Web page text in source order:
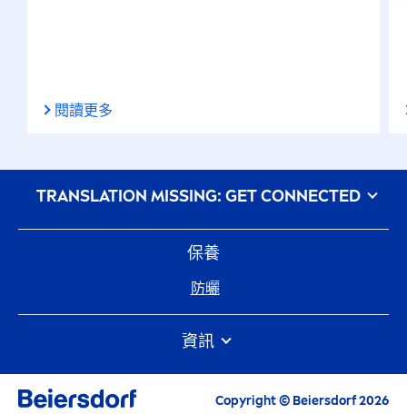
閱讀更多
保養
防曬
資訊
常見問題 Beiersdorf 網站地圖
᠎TRANSLATION MISSING: GET CONNECTED
Copyright © Beiersdorf 2026